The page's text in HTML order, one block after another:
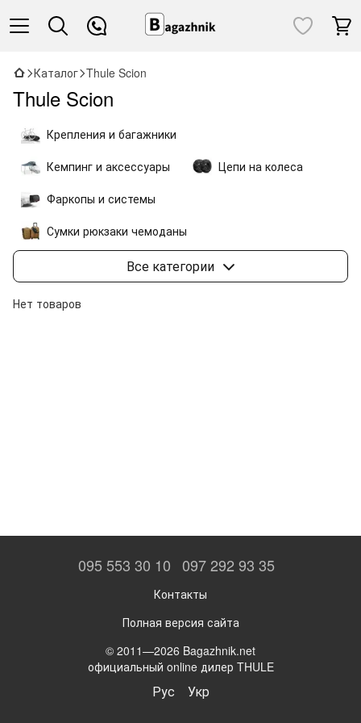
Каталог Thule Scion
Thule Scion
Крепления и багажники
Кемпинг и аксессуары
Цепи на колеса
Фаркопы и системы
Сумки рюкзаки чемоданы
Коляски и велоаксессуары
Все категории
Нет товаров
095 553 30 10 097 292 93 35
Контакты
Полная версия сайта
© 2011—2026 Bagazhnik.net
официальный online дилер THULE
Рус Укр